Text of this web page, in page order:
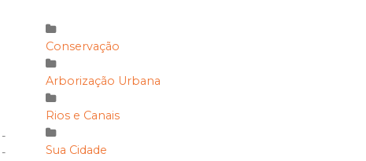
Conservação
Arborização Urbana
Rios e Canais
Sua Cidade